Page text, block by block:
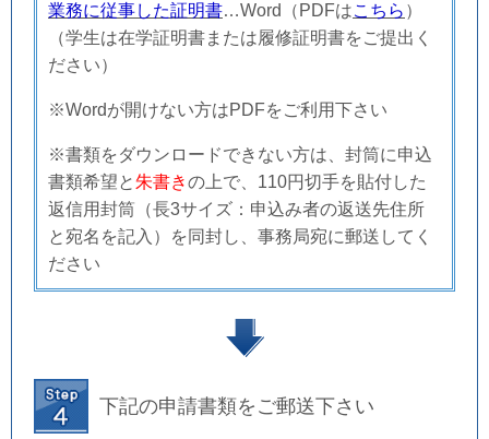
業務に従事した証明書…Word（ PDFはこちら ）
（学生は在学証明書または履修証明書をご提出く
ださい）
※Wordが開けない方はPDFをご利用下さい
※書類をダウンロードできない方は、封筒に申込
書類希望と朱書きの上で、110円切手を貼付した
返信用封筒（長3サイズ： 申込み者の返送先住所
と宛名を記入）を同封し、 事務局宛に郵送してく
ださい
下記の申請書類をご郵送下さい